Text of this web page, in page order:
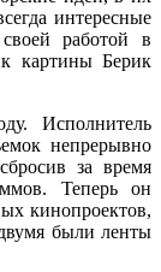
интересные
работой в
картины Берик
Исполнитель
непрерывно
за время
Теперь он
кинопроектов,
были ленты